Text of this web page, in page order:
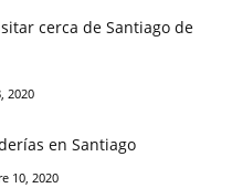
cerca de Santiago de
2020
en Santiago
10, 2020